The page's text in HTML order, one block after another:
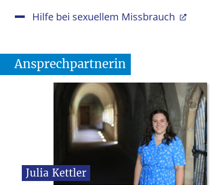
Hilfe bei sexuellem Missbrauch
Ansprechpartnerin
Julia Kettler